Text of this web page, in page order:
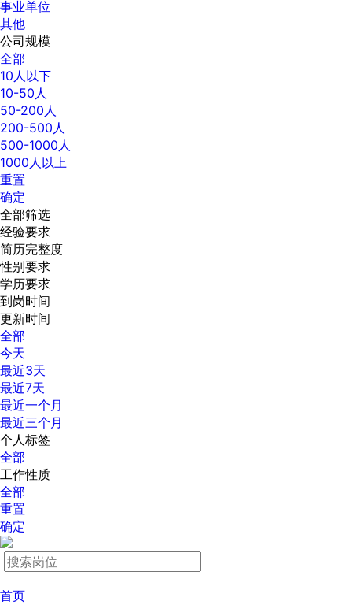
事业单位
其他
公司规模
全部
10人以下
10-50人
50-200人
200-500人
500-1000人
1000人以上
重置
确定
全部筛选
经验要求
简历完整度
性别要求
学历要求
到岗时间
更新时间
全部
今天
最近3天
最近7天
最近一个月
最近三个月
个人标签
全部
工作性质
全部
重置
确定
首页